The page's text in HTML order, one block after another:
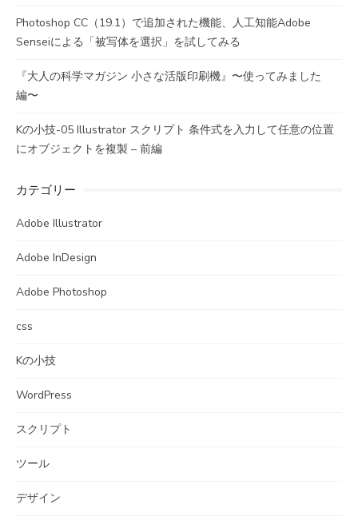
Photoshop CC（19.1）で追加された機能、人工知能Adobe
Senseiによる「被写体を選択」を試してみる
『大人の科学マガジン 小さな活版印刷機』〜使ってみました
編〜
Kの小技-05 Illustrator スクリプト 条件式を入力して任意の位置
にオブジェクトを複製 – 前編
カテゴリー
Adobe Illustrator
Adobe InDesign
Adobe Photoshop
css
Kの小技
WordPress
スクリプト
ツール
デザイン